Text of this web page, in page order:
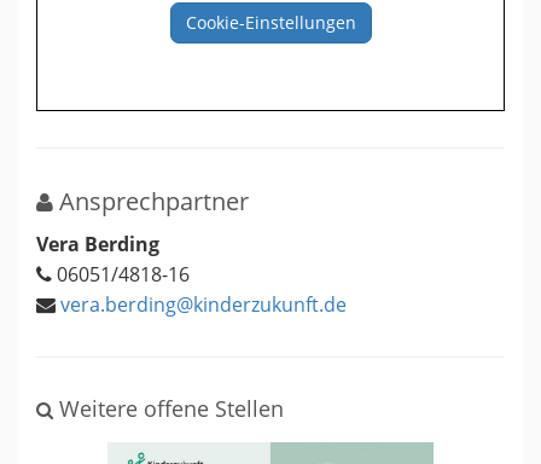
Cookie-Einstellungen
Ansprechpartner
Vera Berding
06051/4818-16
vera.berding@kinderzukunft.de
Weitere offene Stellen